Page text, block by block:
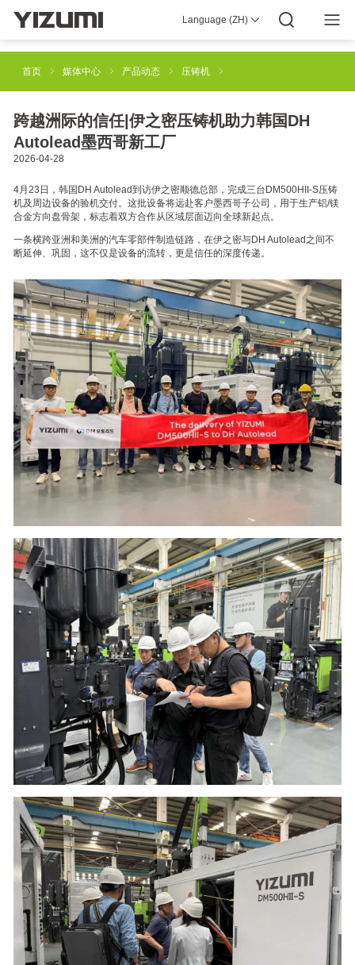
Language (ZH)
智能制造解决方案
企业介绍 YIZUMI全球 全球智慧
YIZUMI绿色
下载专区
首页
媒体中心 产品动态 压铸机
跨越洲际的信任|伊之密压铸机助力韩国DH
Autolead墨西哥新工厂
2026-04-28
4月23日，韩国DH Autolead到访伊之密顺德总部，完成三台DM500HII-S压铸
机及周边设备的验机交付。这批设备将远赴客户墨西哥子公司，用于生产铝/镁
合金方向盘骨架，标志着双方合作从区域层面迈向全球新起点。
一条横跨亚洲和美洲的汽车零部件制造链路，在伊之密与DH Autolead之间不
断延伸、巩固，这不仅是设备的流转，更是信任的深度传递。